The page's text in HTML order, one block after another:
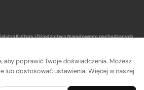
Kultury i Dziedzictwa Narodowego pochodzących
aby poprawić Twoje doświadczenia. Możesz
lub dostosować ustawienia. Więcej w naszej